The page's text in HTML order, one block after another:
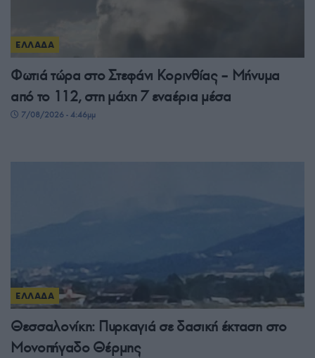
ΕΛΛΑΔΑ
Φωτιά τώρα στο Στεφάνι Κορινθίας – Μήνυμα
από το 112, στη μάχη 7 εναέρια μέσα
7/08/2026 - 4:46μμ
ΕΛΛΑΔΑ
Θεσσαλονίκη: Πυρκαγιά σε δασική έκταση στο
Μονοπήγαδο Θέρμης